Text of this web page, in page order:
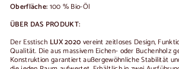
Oberfläche: 100 % Bio-Öl
ÜBER DAS PRODUKT:
Der Esstisch LUX 2020 vereint zeitloses Design,
Qualität. Die aus massivem Eichen- oder Buchenholz
Konstruktion garantiert außergewöhnliche Stabilität